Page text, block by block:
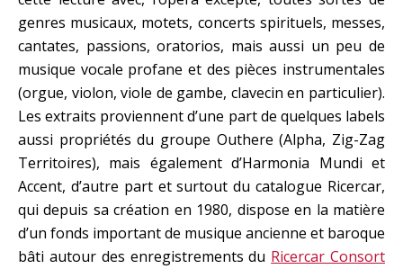
genres musicaux, motets, concerts spirituels, messes,
cantates, passions, oratorios, mais aussi un peu de
musique vocale profane et des pièces instrumentales
(orgue, violon, viole de gambe, clavecin en particulier).
Les extraits proviennent d’une part de quelques labels
aussi propriétés du groupe Outhere (Alpha, Zig-Zag
Territoires), mais également d’Harmonia Mundi et
Accent, d’autre part et surtout du catalogue Ricercar,
qui depuis sa création en 1980, dispose en la matière
d’un fonds important de musique ancienne et baroque
bâti autour des enregistrements du Ricercar Consort